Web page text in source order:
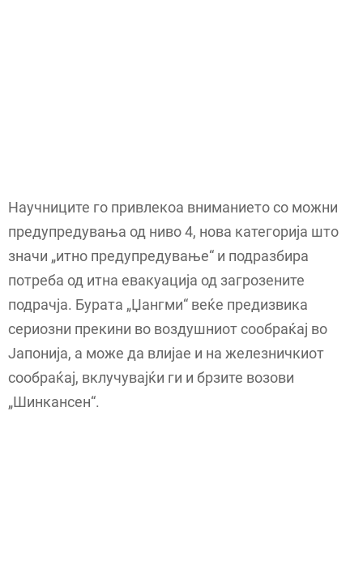
Научниците го привлекоа вниманието со можни
предупредувања од ниво 4, нова категорија што
значи „итно предупредување“ и подразбира
потреба од итна евакуација од загрозените
подрачја. Бурата „Џангми“ веќе предизвика
сериозни прекини во воздушниот сообраќај во
Јапонија, а може да влијае и на железничкиот
сообраќај, вклучувајќи ги и брзите возови
„Шинкансен“.